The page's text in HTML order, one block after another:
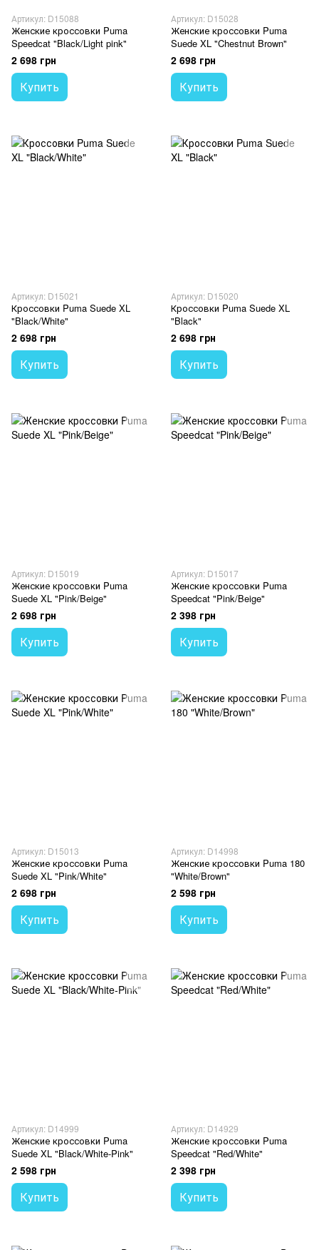
Артикул: D15088
Женские кроссовки Puma
Speedcat "Black/Light pink"
2 698 грн
Купить
Артикул: D15028
Женские кроссовки Puma
Suede XL "Chestnut Brown"
2 698 грн
Купить
Артикул: D15021
Кроссовки Puma Suede XL
"Black/White"
2 698 грн
Купить
Артикул: D15020
Кроссовки Puma Suede XL
"Black"
2 698 грн
Купить
Артикул: D15019
Женские кроссовки Puma
Suede XL "Pink/Beige"
2 698 грн
Купить
Артикул: D15017
Женские кроссовки Puma
Speedcat "Pink/Beige"
2 398 грн
Купить
Артикул: D15013
Женские кроссовки Puma
Suede XL "Pink/White"
2 698 грн
Купить
Артикул: D14998
Женские кроссовки Puma 180
"White/Brown"
2 598 грн
Купить
Артикул: D14999
Женские кроссовки Puma
Suede XL "Black/White-Pink"
2 598 грн
Купить
Артикул: D14929
Женские кроссовки Puma
Speedcat "Red/White"
2 398 грн
Купить